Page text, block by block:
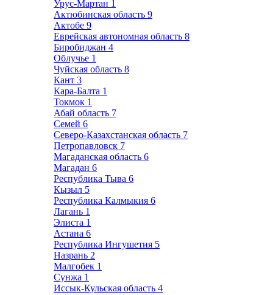
Урус-Мартан 1
Актюбинская область 9
Актобе 9
Еврейская автономная область 8
Биробиджан 4
Облучье 1
Чуйская область 8
Кант 3
Кара-Балта 1
Токмок 1
Абай область 7
Семей 6
Северо-Казахстанская область 7
Петропавловск 7
Магаданская область 6
Магадан 6
Республика Тыва 6
Кызыл 5
Республика Калмыкия 6
Лагань 1
Элиста 1
Астана 6
Республика Ингушетия 5
Назрань 2
Малгобек 1
Сунжа 1
Иссык-Кульская область 4